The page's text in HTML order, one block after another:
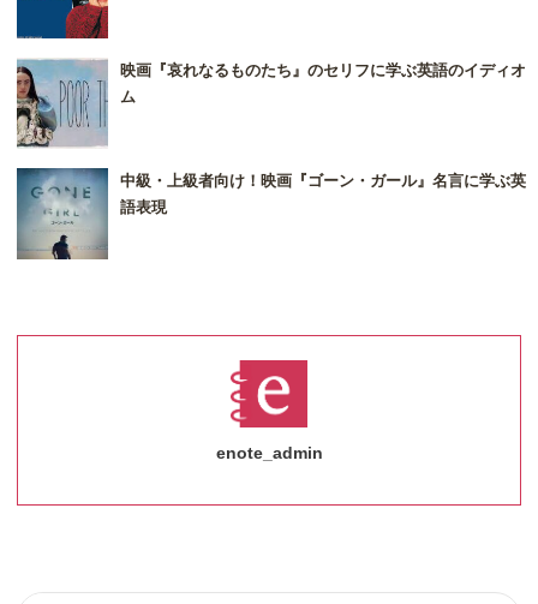
映画『哀れなるものたち』のセリフに学ぶ英語のイディオ
ム
中級・上級者向け！映画『ゴーン・ガール』名言に学ぶ英
語表現
enote_admin